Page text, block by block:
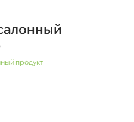
продукт